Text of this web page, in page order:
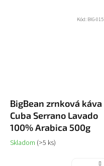
BigBean zrnková káva
Cuba Serrano Lavado
100% Arabica 500g
Skladom (>5 ks)
Kód: BIG-015